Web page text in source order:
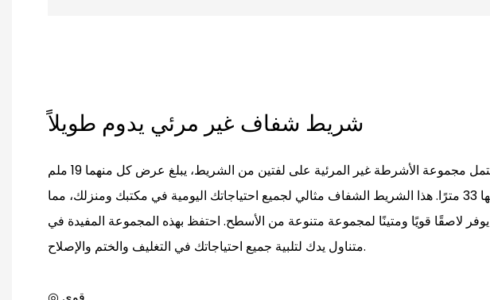
تشتمل مجموعة الأشرطة غير المرئية على لفتين من الشريط، يبلغ عرض كل منهما 19 ملم
وطولها 33 مترًا. هذا الشريط الشفاف مثالي لجميع احتياجاتك اليومية في مكتبك ومنزلك، مما
يوفر لاصقًا قويًا ومتينًا لمجموعة متنوعة من الأسطح. احتفظ بهذه المجموعة المفيدة في
متناول يدك لتلبية جميع احتياجاتك في التغليف والختم والإصلاح.